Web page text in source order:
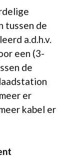
tussen de
a.d.h.v.
een (3-
de
er
kabel er